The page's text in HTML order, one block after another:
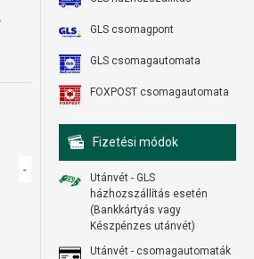
-
GLS csomagpont
GLS csomagautomata
FOXPOST csomagautomata
Fizetési módok
Utánvét - GLS
házhozszállítás esetén
(Bankkártyás vagy
Készpénzes utánvét)
Utánvét - csomagautomaták